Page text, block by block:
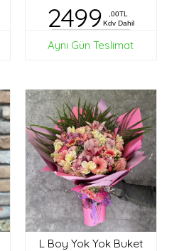
2499
,00TL
Kdv Dahil
Aynı Gün Teslimat
L Boy Yok Yok Buket